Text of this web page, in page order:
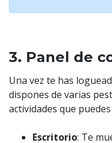
3. Panel de
Una vez te has
dispones de varias
actividades que
Escritorio: Te